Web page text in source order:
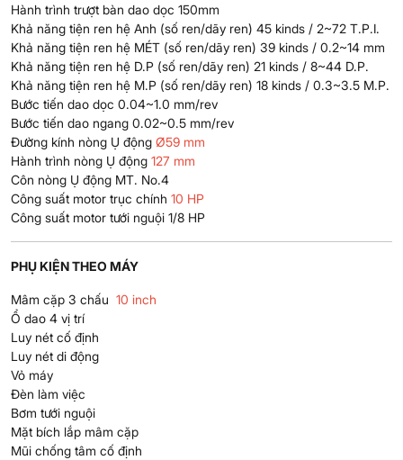
Hành trình trượt bàn dao dọc 150mm
Khả năng tiện ren hệ Anh (số ren/dãy ren) 45 kinds / 2~72 T.P.I.
Khả năng tiện ren hệ MÉT (số ren/dãy ren) 39 kinds / 0.2~14 mm
Khả năng tiện ren hệ D.P (số ren/dãy ren) 21 kinds / 8~44 D.P.
Khả năng tiện ren hệ M.P (số ren/dãy ren) 18 kinds / 0.3~3.5 M.P.
Bước tiến dao dọc 0.04~1.0 mm/rev
Bước tiến dao ngang 0.02~0.5 mm/rev
Đường kính nòng Ụ động Ø59 mm
Hành trình nòng Ụ động 127 mm
Côn nòng Ụ động MT. No.4
Công suất motor trục chính 10 HP
Công suất motor tưới nguội 1/8 HP
PHỤ KIỆN THEO MÁY
Mâm cặp 3 chấu 10 inch
Ổ dao 4 vị trí
Luy nét cố định
Luy nét di động
Vỏ máy
Đèn làm việc
Bơm tưới nguội
Mặt bích lắp mâm cặp
Mũi chống tâm cố định